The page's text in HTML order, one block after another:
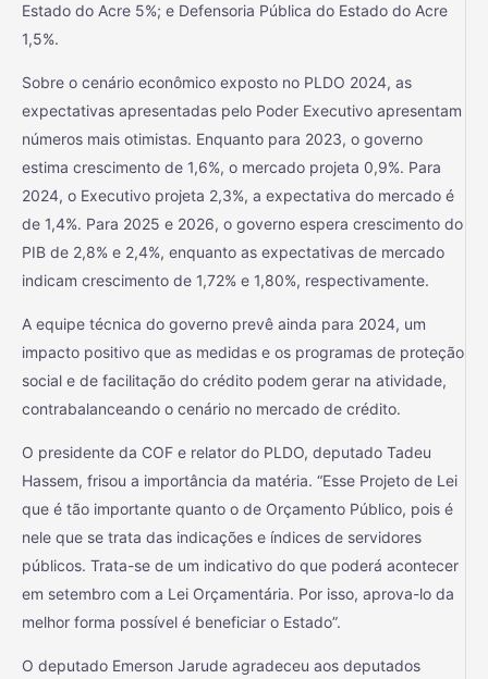
Estado do Acre 5%; e Defensoria Pública do Estado do Acre
1,5%.
Sobre o cenário econômico exposto no PLDO 2024, as
expectativas apresentadas pelo Poder Executivo apresentam
números mais otimistas. Enquanto para 2023, o governo
estima crescimento de 1,6%, o mercado projeta 0,9%. Para
2024, o Executivo projeta 2,3%, a expectativa do mercado é
de 1,4%. Para 2025 e 2026, o governo espera crescimento do
PIB de 2,8% e 2,4%, enquanto as expectativas de mercado
indicam crescimento de 1,72% e 1,80%, respectivamente.
A equipe técnica do governo prevê ainda para 2024, um
impacto positivo que as medidas e os programas de proteção
social e de facilitação do crédito podem gerar na atividade,
contrabalanceando o cenário no mercado de crédito.
O presidente da COF e relator do PLDO, deputado Tadeu
Hassem, frisou a importância da matéria. “Esse Projeto de Lei
que é tão importante quanto o de Orçamento Público, pois é
nele que se trata das indicações e índices de servidores
públicos. Trata-se de um indicativo do que poderá acontecer
em setembro com a Lei Orçamentária. Por isso, aprova-lo da
melhor forma possível é beneficiar o Estado”.
O deputado Emerson Jarude agradeceu aos deputados